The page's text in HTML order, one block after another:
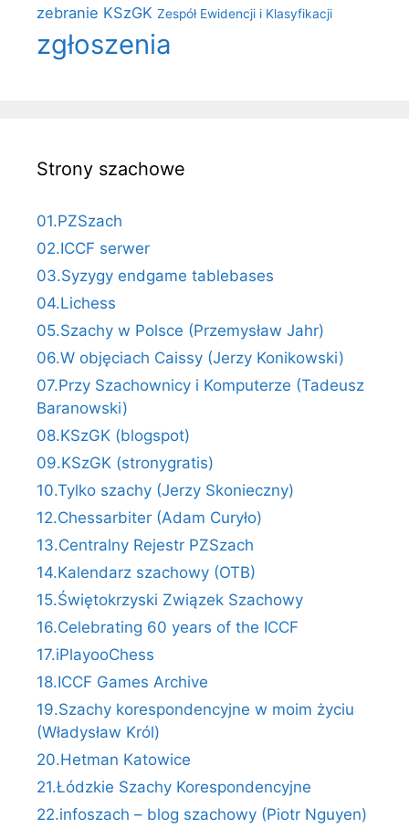
zebranie KSzGK Zespół Ewidencji i Klasyfikacji
zgłoszenia
Strony szachowe
01.PZSzach
02.ICCF serwer
03.Syzygy endgame tablebases
04.Lichess
05.Szachy w Polsce (Przemysław Jahr)
06.W objęciach Caissy (Jerzy Konikowski)
07.Przy Szachownicy i Komputerze (Tadeusz
Baranowski)
08.KSzGK (blogspot)
09.KSzGK (stronygratis)
10.Tylko szachy (Jerzy Skonieczny)
12.Chessarbiter (Adam Curyło)
13.Centralny Rejestr PZSzach
14.Kalendarz szachowy (OTB)
15.Świętokrzyski Związek Szachowy
16.Celebrating 60 years of the ICCF
17.iPlayooChess
18.ICCF Games Archive
19.Szachy korespondencyjne w moim życiu
(Władysław Król)
20.Hetman Katowice
21.Łódzkie Szachy Korespondencyjne
22.infoszach – blog szachowy (Piotr Nguyen)